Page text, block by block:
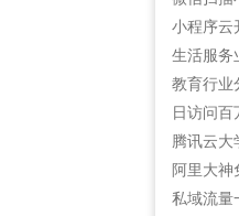
教育行业
阿里大神
私域流量